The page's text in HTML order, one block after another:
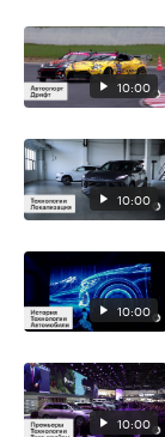
10:00
10:00
10:00
10:00